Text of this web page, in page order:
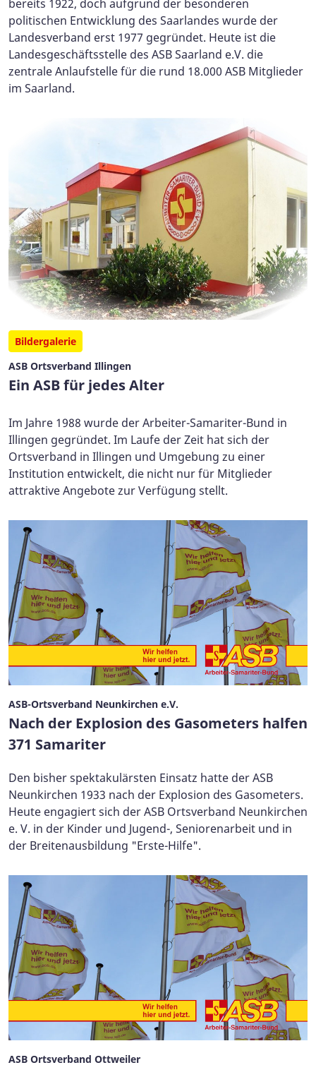
bereits 1922, doch aufgrund der besonderen
politischen Entwicklung des Saarlandes wurde der
Landesverband erst 1977 gegründet. Heute ist die
Landesgeschäftsstelle des ASB Saarland e.V. die
zentrale Anlaufstelle für die rund 18.000 ASB Mitglieder
im Saarland.
Bildergalerie
ASB Ortsverband Illingen
Ein ASB für jedes Alter
Im Jahre 1988 wurde der Arbeiter-Samariter-Bund in
Illingen gegründet. Im Laufe der Zeit hat sich der
Ortsverband in Illingen und Umgebung zu einer
Institution entwickelt, die nicht nur für Mitglieder
attraktive Angebote zur Verfügung stellt.
ASB-Ortsverband Neunkirchen e.V.
Nach der Explosion des Gasometers halfen
371 Samariter
Den bisher spektakulärsten Einsatz hatte der ASB
Neunkirchen 1933 nach der Explosion des Gasometers.
Heute engagiert sich der ASB Ortsverband Neunkirchen
e. V. in der Kinder und Jugend-, Seniorenarbeit und in
der Breitenausbildung "Erste-Hilfe".
ASB Ortsverband Ottweiler